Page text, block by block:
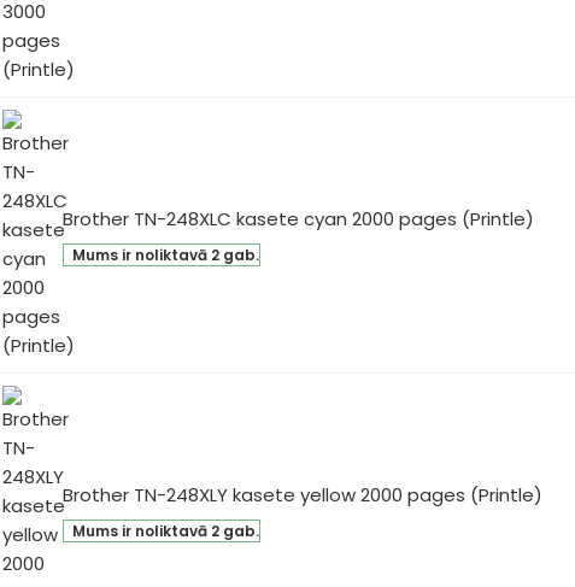
Brother TN-248XLC kasete cyan 2000 pages (Printle)
Mums ir noliktavā 2 gab.
Brother TN-248XLY kasete yellow 2000 pages (Printle)
Mums ir noliktavā 2 gab.